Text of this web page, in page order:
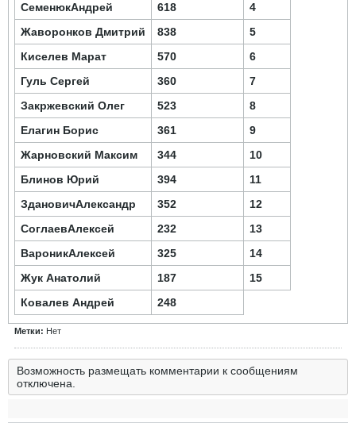
СеменюкАндрей 618
4
Жаворонков Дмитрий
838
5
Киселев Марат
570
6
Гуль Сергей 360
7
Закржевский Олег
523
8
Елагин Борис
361
9
Жарновский Максим
344
10
Блинов Юрий
394
11
ЗдановичАлександр 352
12
СоглаевАлексей 232
13
ВароникАлексей 325
14
Жук Анатолий
187
15
Ковалев Андрей
248
Метки: Нет
Возможность размещать комментарии к сообщениям
отключена.